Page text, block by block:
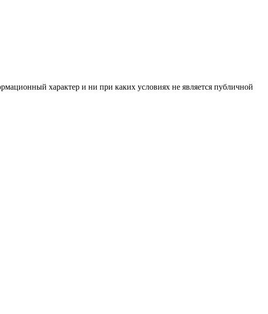
характер и ни при каких условиях не является публичной